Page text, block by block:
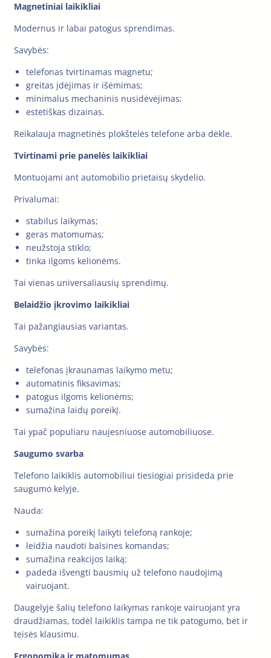
Magnetiniai laikikliai
Modernus ir labai patogus sprendimas.
Savybės:
telefonas tvirtinamas magnetu;
greitas įdėjimas ir išėmimas;
minimalus mechaninis nusidėvėjimas;
estetiškas dizainas.
Reikalauja magnetinės plokštelės telefone arba dėkle.
Tvirtinami prie panelės laikikliai
Montuojami ant automobilio prietaisų skydelio.
Privalumai:
stabilus laikymas;
geras matomumas;
neužstoja stiklo;
tinka ilgoms kelionėms.
Tai vienas universaliausių sprendimų.
Belaidžio įkrovimo laikikliai
Tai pažangiausias variantas.
Savybės:
telefonas įkraunamas laikymo metu;
automatinis fiksavimas;
patogus ilgoms kelionėms;
sumažina laidų poreikį.
Tai ypač populiaru naujesniuose automobiliuose.
Saugumo svarba
Telefono laikiklis automobiliui tiesiogiai prisideda prie
saugumo kelyje.
Nauda:
sumažina poreikį laikyti telefoną rankoje;
leidžia naudoti balsines komandas;
sumažina reakcijos laiką;
padeda išvengti bausmių už telefono naudojimą
vairuojant.
Daugelyje šalių telefono laikymas rankoje vairuojant yra
draudžiamas, todėl laikiklis tampa ne tik patogumo, bet ir
teisės klausimu.